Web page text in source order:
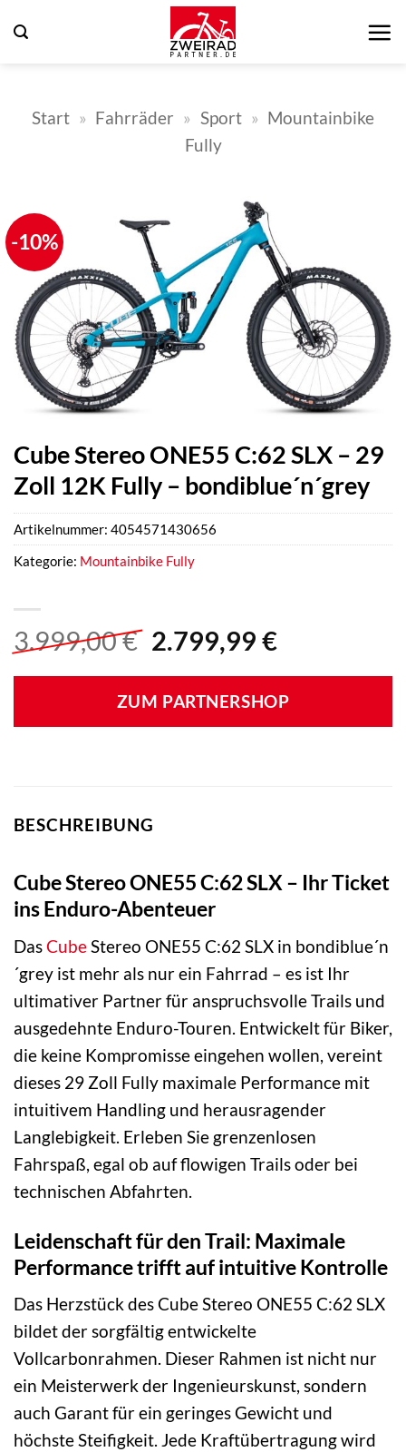
Inhalt
Start » Fahrräder » Sport » Mountainbike
Fully
-10%
Cube Stereo ONE55 C:62 SLX – 29
Zoll 12K Fully – bondiblue´n´grey
3.999,00€ Ursprünglicher
war:
3.999,00 €
2.799,99 €Aktueller
ist:
2.799,99
ZUM PARTNERSHOP
Artikelnummer: 4054571430656
Kategorie: Mountainbike Fully
BESCHREIBUNG
Cube Stereo ONE55 C:62 SLX – Ihr Ticket
ins Enduro-Abenteuer
DasCubeStereo ONE55 C:62 SLX in bondiblue´n
´grey ist mehr als nur ein Fahrrad – es ist Ihr
ultimativer Partner für anspruchsvolle Trails und
ausgedehnte Enduro-Touren. Entwickelt für Biker,
die keine Kompromisse eingehen wollen, vereint
dieses 29 Zoll Fully maximale Performance mit
intuitivem Handling und herausragender
Langlebigkeit. Erleben Sie grenzenlosen
Fahrspaß, egal ob auf flowigen Trails oder bei
technischen Abfahrten.
Leidenschaft für den Trail: Maximale
Performance trifft auf intuitive Kontrolle
Das Herzstück des Cube Stereo ONE55 C:62 SLX
bildet der sorgfältig entwickelte
Vollcarbonrahmen. Dieser Rahmen ist nicht nur
ein Meisterwerk der Ingenieurskunst, sondern
auch Garant für ein geringes Gewicht und
höchste Steifigkeit. Jede Kraftübertragung wird